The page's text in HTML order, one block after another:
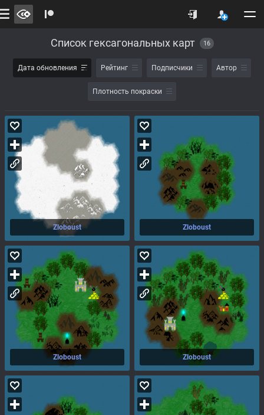
Список гексагональных карт 16
Дата обновления Рейтинг Подписчики Автор
Плотность покраски
Zloboust Zloboust
Zloboust Zloboust